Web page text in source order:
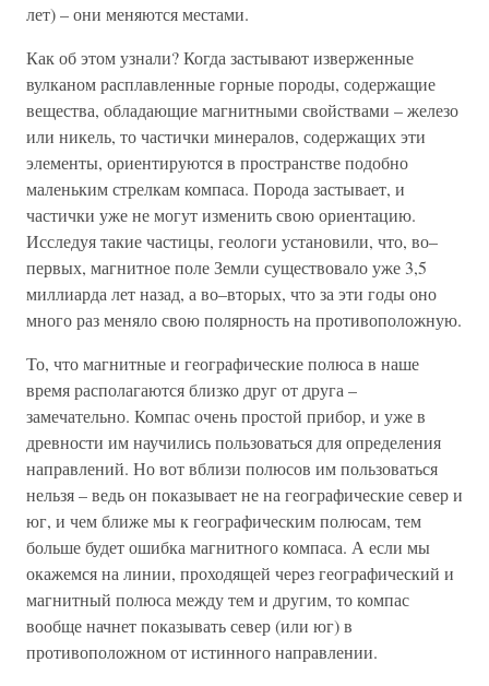
лет) – они меняются местами.
Как об этом узнали? Когда застывают изверженные
вулканом расплавленные горные породы, содержащие
вещества, обладающие магнитными свойствами – железо
или никель, то частички минералов, содержащих эти
элементы, ориентируются в пространстве подобно
маленьким стрелкам компаса. Порода застывает, и
частички уже не могут изменить свою ориентацию.
Исследуя такие частицы, геологи установили, что, во–
первых, магнитное поле Земли существовало уже 3,5
миллиарда лет назад, а во–вторых, что за эти годы оно
много раз меняло свою полярность на противоположную.
То, что магнитные и географические полюса в наше
время располагаются близко друг от друга –
замечательно. Компас очень простой прибор, и уже в
древности им научились пользоваться для определения
направлений. Но вот вблизи полюсов им пользоваться
нельзя – ведь он показывает не на географические север и
юг, и чем ближе мы к географическим полюсам, тем
больше будет ошибка магнитного компаса. А если мы
окажемся на линии, проходящей через географический и
магнитный полюса между тем и другим, то компас
вообще начнет показывать север (или юг) в
противоположном от истинного направлении.